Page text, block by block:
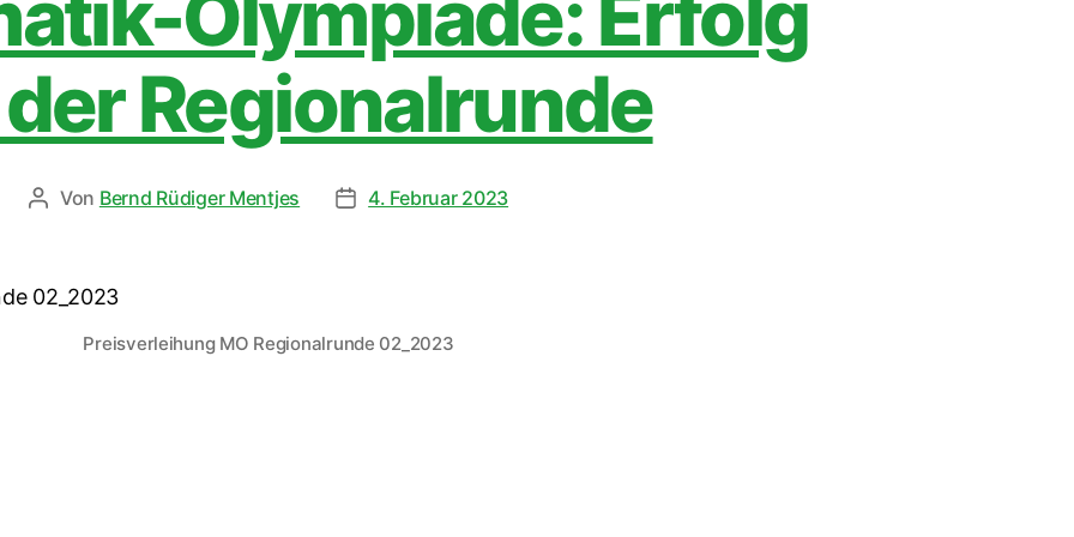
Regionalrunde
Von Bernd Rüdiger Mentjes 4. Februar 2023
Preisverleihung MO Regionalrunde 02_2023